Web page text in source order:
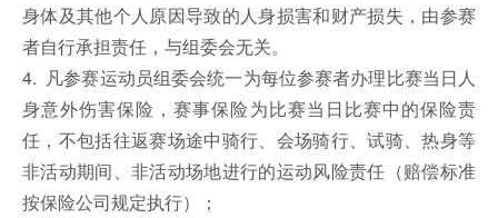
身体及其他个人原因导致的人身损害和财产损失，由参赛
者自行承担责任，与组委会无关。
4. 凡参赛运动员组委会统一为每位参赛者办理比赛当日人
身意外伤害保险，赛事保险为比赛当日比赛中的保险责
任，不包括往返赛场途中骑行、会场骑行、试骑、热身等
非活动期间、非活动场地进行的运动风险责任（赔偿标准
按保险公司规定执行）；